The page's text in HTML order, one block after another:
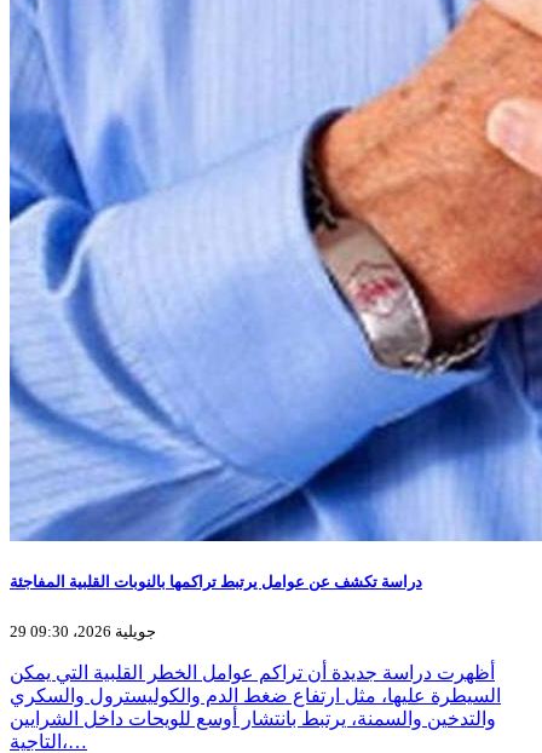
دراسة تكشف عن عوامل يرتبط تراكمها بالنوبات القلبية المفاجئة
29 جويلية 2026، 09:30
أظهرت دراسة جديدة أن تراكم عوامل الخطر القلبية التي يمكن
السيطرة عليها، مثل ارتفاع ضغط الدم والكوليسترول والسكري
والتدخين والسمنة، يرتبط بانتشار أوسع للويحات داخل الشرايين
التاجية،…